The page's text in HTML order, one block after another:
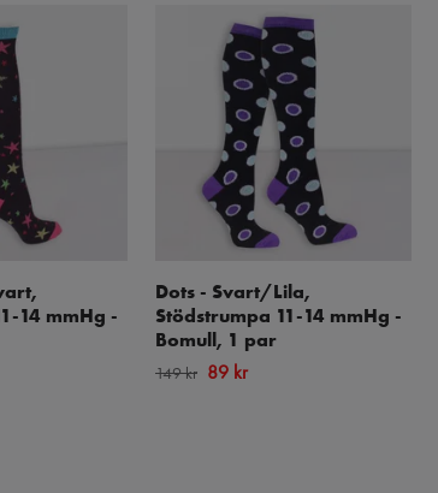
14 mmHg -
Dots - Svart/Lila,
Stödstrumpa 11-14 mmHg -
Bomull, 1 par
149 kr 89 kr